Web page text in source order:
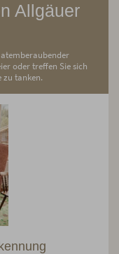
Allgäuer
oder treffen Sie sich
zu tanken.